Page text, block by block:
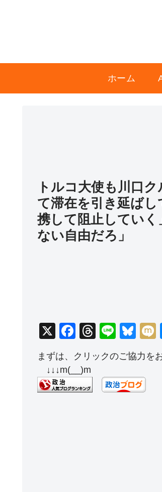
ホーム
トルコ大使も川口
て滞在を引き延ば
携して阻止してい
ない自由だろ」
X
F
c
e
b
T
e
a
d
Li
e
Bl
u
e
sk
y
まずは、クリックのご協力を
↓↓↓m(__)m